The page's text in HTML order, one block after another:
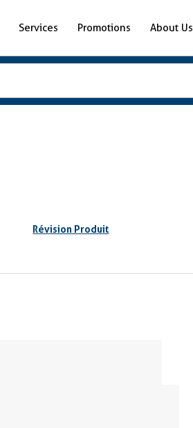
Services Promotions About Us
Révision Produit